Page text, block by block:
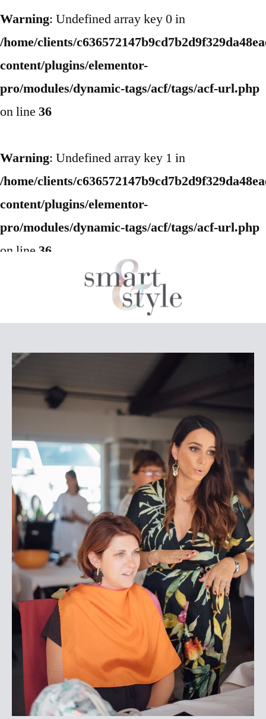
Warning: Undefined array key 0 in
/home/clients/
content/plugins/elementor-
pro/modules/dynamic-tags/acf/tags/acf-url.php
on line 36
Warning: Undefined array key 1 in
/home/clients/
content/plugins/elementor-
pro/modules/dynamic-tags/acf/tags/acf-url.php
on line 36